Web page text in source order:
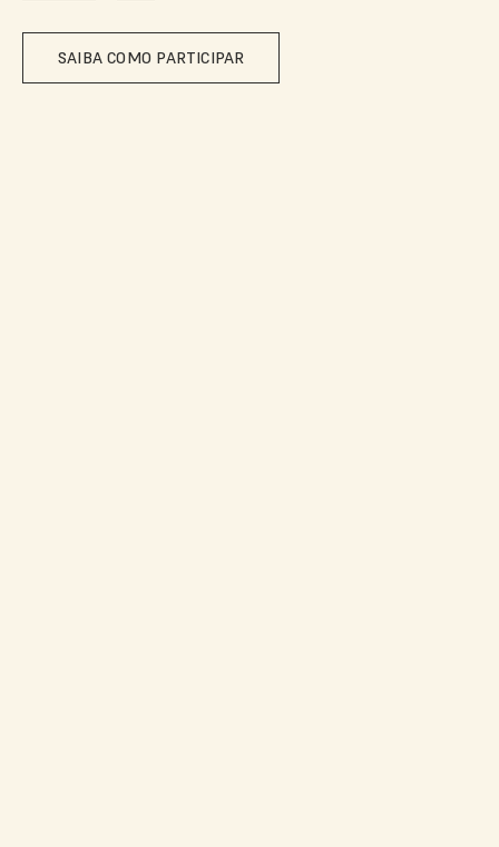
SAIBA COMO PARTICIPAR